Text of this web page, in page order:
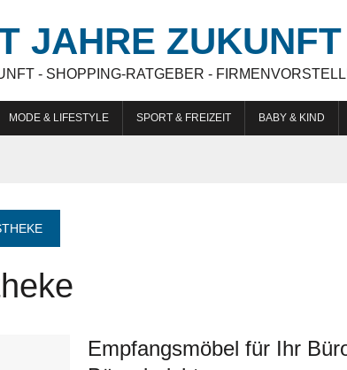
JAHRE
- SHOPPING-RATGEBER -
MODE & LIFESTYLE SPORT & FREIZEIT BABY & KIND
Empfangsmöbel für Ihr